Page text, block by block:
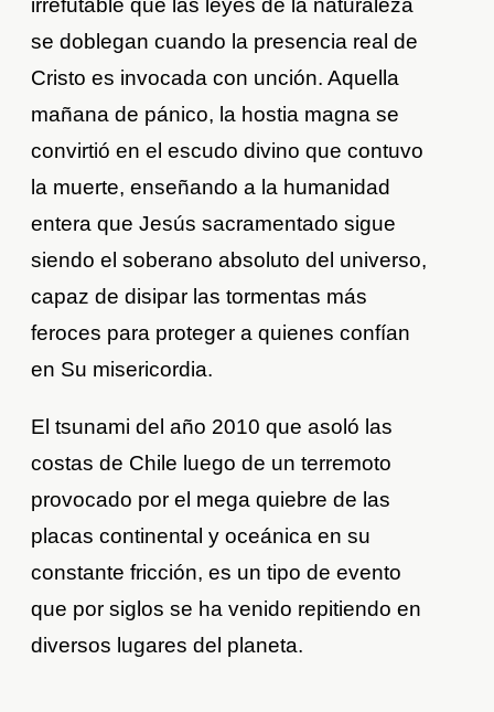
irrefutable que las leyes de la naturaleza
se doblegan cuando la presencia real de
Cristo es invocada con unción. Aquella
mañana de pánico, la hostia magna se
convirtió en el escudo divino que contuvo
la muerte, enseñando a la humanidad
entera que Jesús sacramentado sigue
siendo el soberano absoluto del universo,
capaz de disipar las tormentas más
feroces para proteger a quienes confían
en Su misericordia.
El tsunami del año 2010 que asoló las
costas de Chile luego de un terremoto
provocado por el mega quiebre de las
placas continental y oceánica en su
constante fricción, es un tipo de evento
que por siglos se ha venido repitiendo en
diversos lugares del planeta.